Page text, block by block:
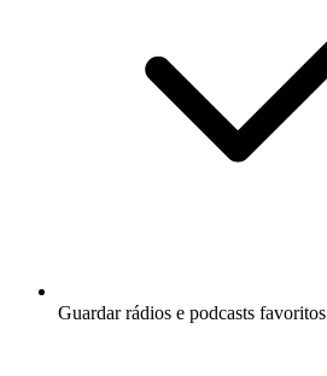
Guardar rádios e podcasts favoritos